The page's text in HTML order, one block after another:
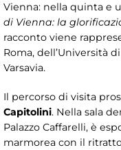
Vienna: nella quinta e
di Vienna: la
racconto viene
Roma, dell’Università
Varsavia.
Il percorso di visita
Capitolini. Nella sala
Palazzo Caffarelli, è
marmorea con il